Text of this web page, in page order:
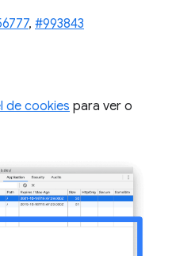
, #993843
de cookies para ver o